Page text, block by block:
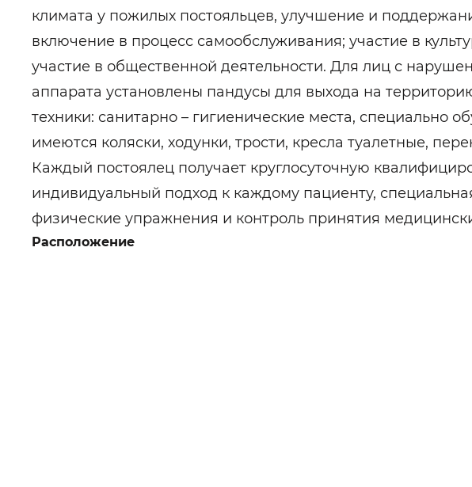
климата у пожилых постояльцев, улучшение и
включение в процесс самообслуживания; участие в
участие в общественной деятельности. Для лиц с
аппарата установлены пандусы для выхода на
техники: санитарно – гигиенические места, специально
имеются коляски, ходунки, трости, кресла туалетные,
Каждый постоялец получает круглосуточную
индивидуальный подход к каждому пациенту,
физические упражнения и контроль принятия
Расположение